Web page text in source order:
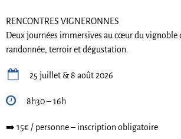
RENCONTRES VIGNERONNES
Deux journées immersives au cœur du vignoble
randonnée, terroir et dégustation.
 25 juillet & 8 août 2026
 8h30 – 16h
➡️ 15€ / personne – inscription obligatoire